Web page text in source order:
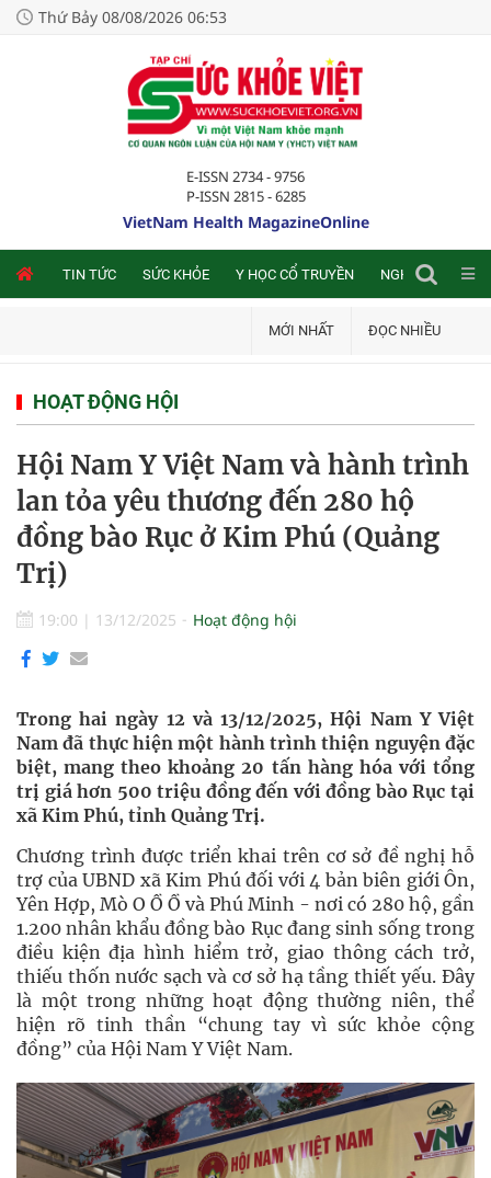
Thứ Bảy 08/08/2026 06:53
E-ISSN 2734 - 9756
P-ISSN 2815 - 6285
VietNam Health MagazineOnline
TIN TỨC SỨC KHỎE Y HỌC CỔ TRUYỀN NGHIÊN CỨU
MỚI NHẤT ĐỌC NHIỀU
HOẠT ĐỘNG HỘI
Hội Nam Y Việt Nam và hành trình
lan tỏa yêu thương đến 280 hộ
đồng bào Rục ở Kim Phú (Quảng
Trị)
19:00 | 13/12/2025 Hoạt động hội
Trong hai ngày 12 và 13/12/2025, Hội Nam Y Việt
Nam đã thực hiện một hành trình thiện nguyện đặc
biệt, mang theo khoảng 20 tấn hàng hóa với tổng
trị giá hơn 500 triệu đồng đến với đồng bào Rục tại
xã Kim Phú, tỉnh Quảng Trị.
Chương trình được triển khai trên cơ sở đề nghị hỗ
trợ của UBND xã Kim Phú đối với 4 bản biên giới Ôn,
Yên Hợp, Mò O Ồ Ồ và Phú Minh - nơi có 280 hộ, gần
1.200 nhân khẩu đồng bào Rục đang sinh sống trong
điều kiện địa hình hiểm trở, giao thông cách trở,
thiếu thốn nước sạch và cơ sở hạ tầng thiết yếu. Đây
là một trong những hoạt động thường niên, thể
hiện rõ tinh thần “chung tay vì sức khỏe cộng
đồng” của Hội Nam Y Việt Nam.